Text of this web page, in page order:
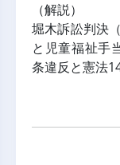
（解説）
堀木訴訟判決
と児童福祉手
条違反と憲法